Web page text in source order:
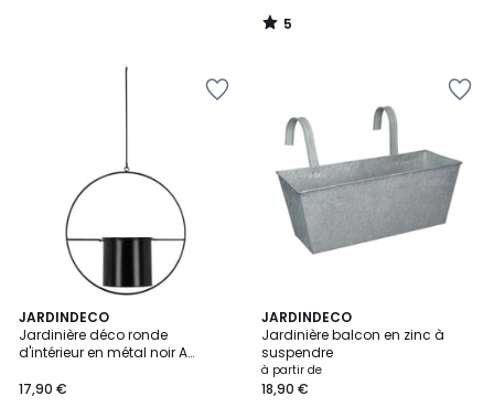
5
/
JARDINDECO
Jardinière déco ronde
d'intérieur en métal noir A
17,90 €
3
/
5
JARDINDECO
Jardinière balcon en zinc à
suspendre
à partir de
18,90 €
4
/
5
2
Couleurs